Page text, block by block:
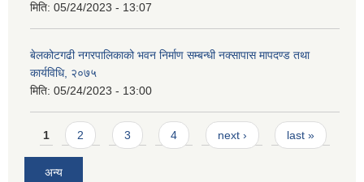
मिति: 05/24/2023 - 13:07
बेलकोटगढी नगरपालिकाको भवन निर्माण सम्बन्धी नक्सापास मापदण्ड तथा
कार्यविधि, २०७५
मिति: 05/24/2023 - 13:00
Pages
1 2 3 4 next › last »
अन्य